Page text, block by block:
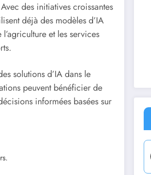
des initiatives croissantes
déjà des modèles d’IA
et les services
solutions d’IA dans le
peuvent bénéficier de
informées basées sur